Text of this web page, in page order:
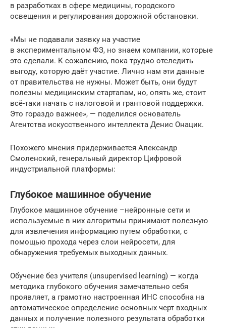
в разработках в сфере медицины, городского
освещения и регулирования дорожной обстановки.
«Мы не подавали заявку на участие
в экспериментальном ФЗ, но знаем компании, которые
это сделали. К сожалению, пока трудно отследить
выгоду, которую даёт участие. Лично нам эти данные
от правительства не нужны. Может быть, они будут
полезны медицинским стартапам, но, опять же, стоит
всё-таки начать с налоговой и грантовой поддержки.
Это гораздо важнее», — поделился основатель
Агентства искусственного интеллекта Денис Онацик.
Похожего мнения придерживается Александр
Смоленский, генеральный директор Цифровой
индустриальной платформы:
Глубокое машинное обучение
Глубокое машинное обучение –нейронные сети и
используемые в них алгоритмы принимают полезную
для извлечения информацию путем обработки, с
помощью прохода через слои нейросети, для
обнаружения требуемых выходных данных.
Обучение без учителя (unsupervised learning) — когда
методика глубокого обучения замечательно себя
проявляет, а грамотно настроенная ИНС способна на
автоматическое определение основных черт входных
данных и получение полезного результата обработки